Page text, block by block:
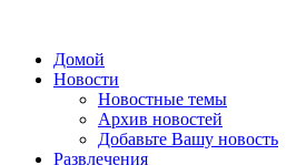
Домой
Новости
Новостные темы
Архив новостей
Добавьте Вашу новость
Развлечения